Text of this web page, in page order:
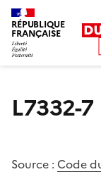
RÉPUBLIQUE
FRANÇAISE
L7332-7
Source : Code